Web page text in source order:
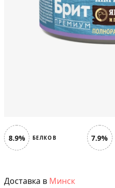
8.9% БЕЛКОВ 7.9%
Доставка в Минск